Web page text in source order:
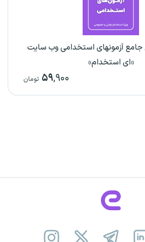
جامع آزمونهای استخدامی وب سایت
«ای استخدام»
۵۹,۹۰۰ تومان